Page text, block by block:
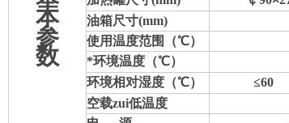
本
参
数
油箱尺寸(mm)
使用温度范围（℃）
*环境温度（℃）
环境相对湿度（℃）
≤60
空载zui低温度